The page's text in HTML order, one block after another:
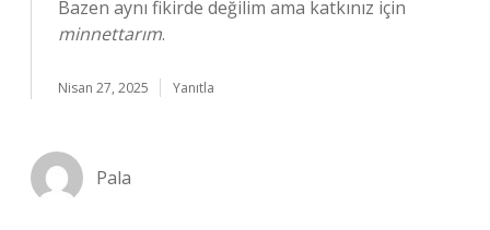
Bazen aynı fikirde değilim ama katkınız için
minnettarım.
Nisan 27, 2025 Yanıtla
Pala